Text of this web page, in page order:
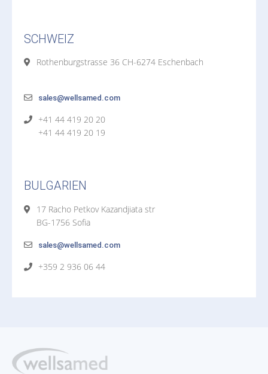
SCHWEIZ
Rothenburgstrasse 36 CH-6274 Eschenbach
sales@wellsamed.com
+41 44 419 20 20
+41 44 419 20 19
BULGARIEN
17 Racho Petkov Kazandjiata str
BG-1756 Sofia
sales@wellsamed.com
+359 2 936 06 44